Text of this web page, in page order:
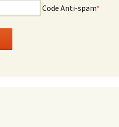
Code Anti-spam*